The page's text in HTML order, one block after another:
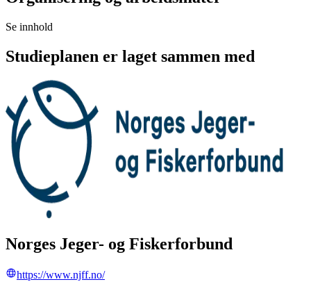
Se innhold
Studieplanen er laget sammen med
Norges Jeger- og Fiskerforbund
https://www.njff.no/